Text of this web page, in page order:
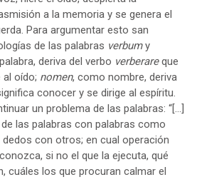
a la memoria y se genera el
Para argumentar esto san
de las palabras verbumy
deriva del verbo verberareque
al oído; nomen, como nombre, deriva
conocer y se dirige al espíritu.
un problema de las palabras: “[…]
las palabras con palabras como
con otros; en cual operación
si no el que la ejecuta, qué
cuáles los que procuran calmar el